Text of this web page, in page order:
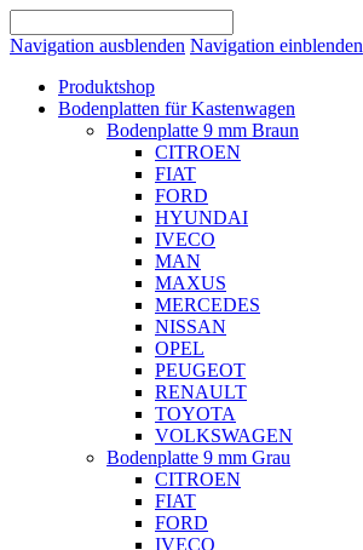
Navigation ausblenden Navigation einblenden
Produktshop
Bodenplatten für Kastenwagen
Bodenplatte 9 mm Braun
CITROEN
FIAT
FORD
HYUNDAI
IVECO
MAN
MAXUS
MERCEDES
NISSAN
OPEL
PEUGEOT
RENAULT
TOYOTA
VOLKSWAGEN
Bodenplatte 9 mm Grau
CITROEN
FIAT
FORD
IVECO